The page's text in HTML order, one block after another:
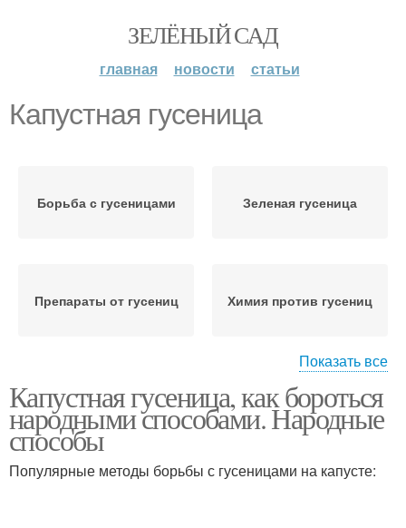
ЗЕЛЁНЫЙ САД
главная новости статьи
Капустная гусеница
Борьба с гусеницами Зеленая гусеница
Препараты от гусениц Химия против гусениц
Сода от гусениц Гусеницы на капусте
Показать все
Капустная гусеница, как бороться
народными способами. Народные
способы
Популярные методы борьбы с гусеницами на капусте: